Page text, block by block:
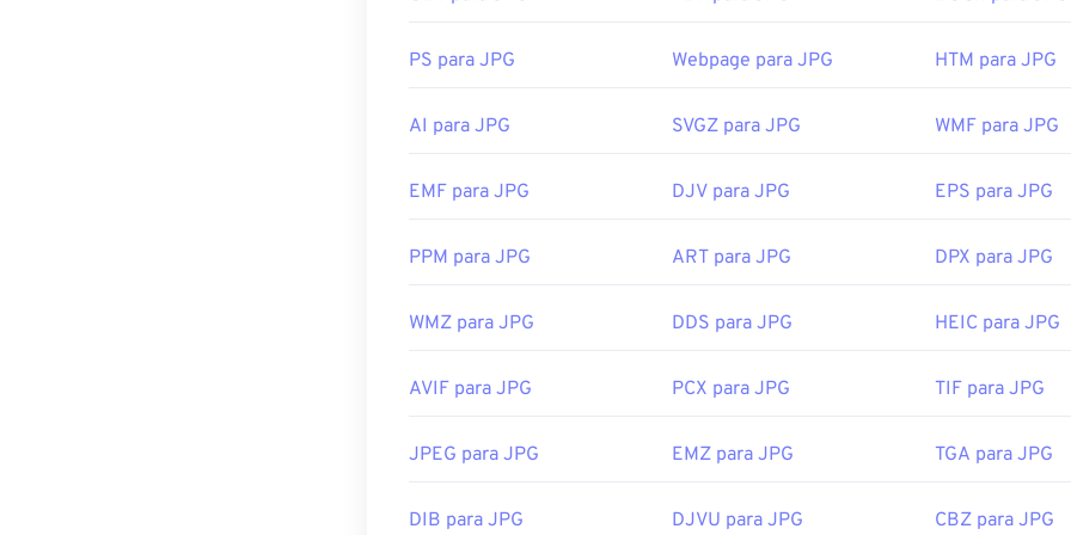
selecionar um aplicativo específico para abrir o arquivo, clique com o botão
Arquivos JPG abrem automaticamente em navegadores populares comoo
Preview. Para redimensionar imagens JPEG, use nossa ferramentade
Desenvolvido por:
Joint Photographic Experts Group
Ferramentas JPG relacionadas:
Use nosso
Seletor de Cores para escolher cores de imagens
PS para JPG Webpage para JPG HTM para JPG
AI para JPG SVGZ para JPG WMF para JPG
EMF para JPG DJV para JPG EPS para JPG
PPM para JPG ART para JPG DPX para JPG
WMZ para JPG DDS para JPG HEIC para JPG
AVIF para JPG PCX para JPG TIF para JPG
JPEG para JPG EMZ para JPG TGA para JPG
DIB para JPG DJVU para JPG CBZ para JPG